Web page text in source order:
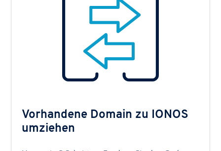
Vorhandene Domain zu IONOS
umziehen